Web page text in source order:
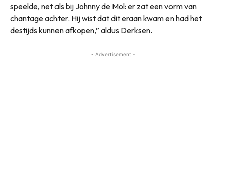
speelde, net als bij Johnny de Mol: er zat een vorm van
chantage achter. Hij wist dat dit eraan kwam en had het
destijds kunnen afkopen,” aldus Derksen.
- Advertisement -